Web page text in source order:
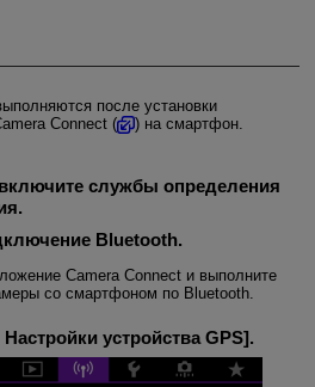
после установки
Connect (
) на смартфон.
службы определения
Bluetooth.
Camera Connect и выполните
со смартфоном по Bluetooth.
Настройки устройства GPS].